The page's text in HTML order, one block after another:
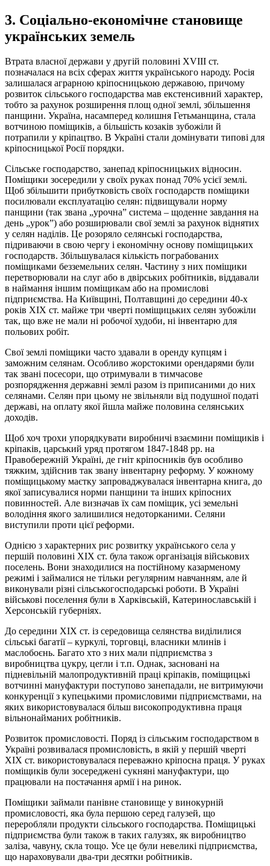
3. Соціально-економічне становище
українських земель
Втрата власної держави у другій половині ХVІІІ ст.
позначалася на всіх сферах життя українського народу. Росія
залишалася аграрною кріпосницькою державою, причому
розвиток сільського господарства мав екстенсивний характер,
тобто за рахунок розширення площ одної землі, збільшення
панщини. Україна, насамперед колишня Гетьманщина, стала
вотчиною поміщиків, а більшість козаків зубожіли й
потрапили у кріпацтво. В Україні стали домінувати типові для
кріпосницької Росії порядки.
Сільське господарство, занепад кріпосницьких відносин.
Поміщики зосередили у своїх руках понад 70% усієї землі.
Щоб збільшити прибутковість своїх господарств поміщики
посилювали експлуатацію селян: підвищували норму
панщини (так звана „урочна” система – щоденне завдання на
день „урок”) або розширювали свої землі за рахунок віднятих
у селян наділів. Це розоряло селянські господарства,
підриваючи в свою чергу і економічну основу поміщицьких
господарств. Збільшувалася кількість пограбованих
поміщиками безземельних селян. Частину з них поміщики
перетворювали на слуг або в двірських робітників, віддавали
в наймання іншим поміщикам або на промислові
підприємства. На Київщині, Полтавщині до середини 40-х
років ХІХ ст. майже три чверті поміщицьких селян зубожіли
так, що вже не мали ні робочої худоби, ні інвентарю для
польових робіт.
Свої землі поміщики часто здавали в оренду купцям і
заможним селянам. Особливо жорстокими орендарями були
так звані посесори, що отримували в тимчасове
розпорядження державні землі разом із приписаними до них
селянами. Селян при цьому не звільняли від подушної податі
державі, на оплату якої йшла майже половина селянських
доходів.
Щоб хоч трохи упорядкувати виробничі взаємини поміщиків і
кріпаків, царський уряд протягом 1847-1848 рр. на
Правобережній Україні, де гніт кріпосників був особливо
тяжким, здійснив так звану інвентарну реформу. У кожному
поміщицькому маєтку запроваджувалася інвентарна книга, до
якої записувалися норми панщини та інших кріпосних
повинностей. Але визначав їх сам поміщик, усі земельні
володіння якого залишилися недоторканими. Селяни
виступили проти цієї реформи.
Однією з характерних рис розвитку українського села у
першій половині ХІХ ст. була також організація військових
поселень. Вони знаходилися на постійному казарменому
режимі і займалися не тільки регулярним навчанням, але й
виконували різні сільськогосподарські роботи. В Україні
військові поселення були в Харківській, Катеринославській і
Херсонській губерніях.
До середини ХІХ ст. із середовища селянства виділилися
сільські багатії – куркулі, торговці, власники млинів і
маслобоєнь. Багато хто з них мали підприємства з
виробництва цукру, цегли і т.п. Однак, засновані на
підневільній малопродуктивній праці кріпаків, поміщицькі
вотчинні мануфактури поступово занепадали, не витримуючи
конкуренції з купецькими промисловими підприємствами, на
яких використовувалася більш високопродуктивна праця
вільнонайманих робітників.
Розвиток промисловості. Поряд із сільським господарством в
Україні розвивалася промисловість, в якій у першій чверті
ХІХ ст. використовувалася переважно кріпосна праця. У руках
поміщиків були зосереджені сукняні мануфактури, що
працювали на постачання армії і на ринок.
Поміщики займали панівне становище у винокурній
промисловості, яка була першою серед галузей, що
переробляли продукти сільського господарства. Поміщицькі
підприємства були також в таких галузях, як виробництво
заліза, чавуну, скла тощо. Усе це були невеликі підприємства,
що нараховували два-три десятки робітників.